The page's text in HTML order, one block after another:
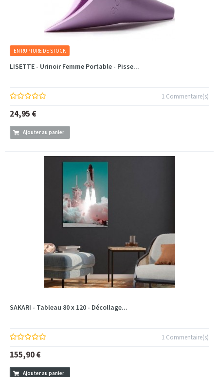
EN RUPTURE DE STOCK
LISETTE - Urinoir Femme Portable - Pisse...
1 Commentaire(s)
24,95 €
Ajouter au panier
SAKARI - Tableau 80 x 120 - Décollage...
1 Commentaire(s)
155,90 €
Ajouter au panier